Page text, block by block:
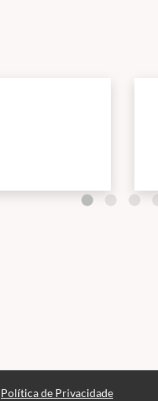
Política de Privacidade